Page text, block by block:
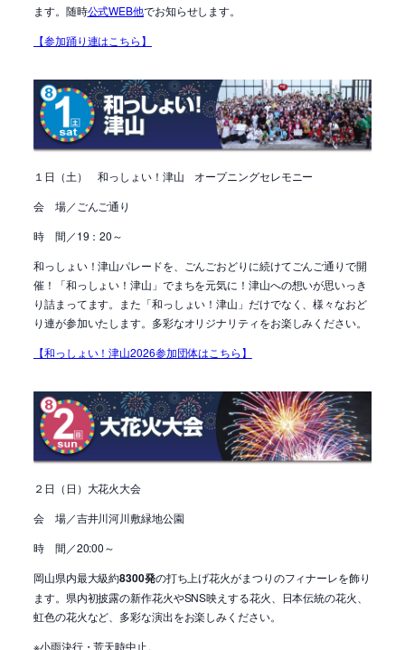
ます。随時公式WEB他でお知らせします。
【参加踊り連はこちら】
１日（土） 和っしょい！津山 オープニングセレモニー
会 場／ごんご通り
時 間／19：20～
和っしょい！津山パレードを、ごんごおどりに続けてごんご通りで開
催！「和っしょい！津山」でまちを元気に！津山への想いが思いっき
り詰まってます。また「和っしょい！津山」だけでなく、様々なおど
り連が参加いたします。多彩なオリジナリティをお楽しみください。
【和っしょい！津山2026参加団体はこちら】
２日（日）大花火大会
会 場／吉井川河川敷緑地公園
時 間／20:00～
岡山県内最大級約8300発の打ち上げ花火がまつりのフィナーレを飾り
ます。県内初披露の新作花火やSNS映えする花火、日本伝統の花火、
虹色の花火など、多彩な演出をお楽しみください。
※小雨決行・荒天時中止。